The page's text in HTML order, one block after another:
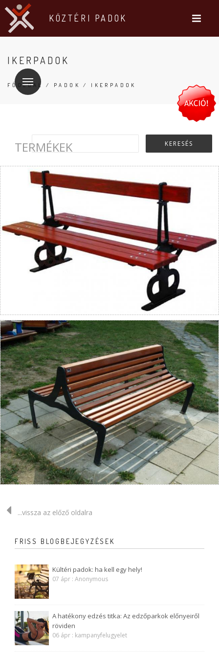
KÖZTÉRI PADOK
IKERPADOK
FŐOLDAL / PADOK / IKERPADOK
TERMÉKEK
...vissza az előző oldalra
FRISS BLOGBEJEGYZÉSEK
Kültéri padok: ha kell egy hely!
07 ápr : Anonymous
A hatékony edzés titka: Az edzőparkok előnyeiről
röviden
06 ápr : kampanyfelugyelet